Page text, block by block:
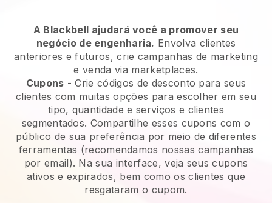
A Blackbell ajudará você a promover seu
negócio de engenharia. Envolva clientes
anteriores e futuros, crie campanhas de marketing
e venda via marketplaces.
Cupons - Crie códigos de desconto para seus
clientes com muitas opções para escolher em seu
tipo, quantidade e serviços e clientes
segmentados. Compartilhe esses cupons com o
público de sua preferência por meio de diferentes
ferramentas (recomendamos nossas campanhas
por email). Na sua interface, veja seus cupons
ativos e expirados, bem como os clientes que
resgataram o cupom.